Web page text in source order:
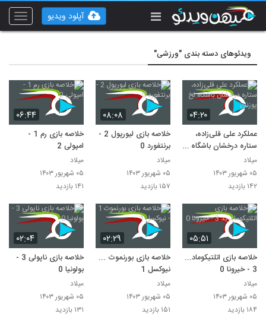
Toggle
آپلود ویدیو
ویدئوهای دسته بندی "ورزشی"
۰۴:۲۰
عملکرد علی قلی‌زاده،
ستاره درخشان باشگاه
لخ پوزنان
میلاد
۰۵ شهریور ۱۴۰۳
۱۴۲ بازدید
۰۸:۰۸
خلاصه بازی لیورپول 2 -
برنتفورد 0
میلاد
۰۵ شهریور ۱۴۰۳
۱۵۷ بازدید
۰۶:۴۴
خلاصه بازی رم 1 -
امپولی 2
میلاد
۰۵ شهریور ۱۴۰۳
۱۴۱ بازدید
۰۵:۵۱
خلاصه بازی اتلتیکومادرید
3 - خیرونا 0
میلاد
۰۵ شهریور ۱۴۰۳
۱۸۴ بازدید
۰۲:۲۹
خلاصه بازی بورنموث 1 -
نیوکسل 1
میلاد
۰۵ شهریور ۱۴۰۳
۱۵۱ بازدید
۰۲:۰۴
خلاصه بازی ناپولی 3 -
بولونیا 0
میلاد
۰۵ شهریور ۱۴۰۳
۱۳۱ بازدید